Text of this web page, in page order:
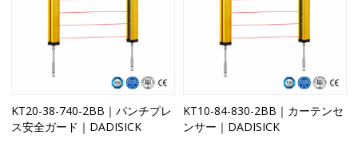
KT20-38-740-2BB｜パンチプレ
ス安全ガード｜DADISICK
KT10-84-830-2BB｜カーテンセ
ンサー｜DADISICK